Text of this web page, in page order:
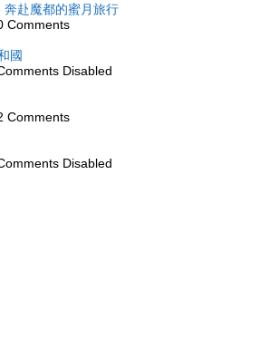
奔赴魔都的蜜月旅行
Comments
國
Disabled
Comments
Disabled